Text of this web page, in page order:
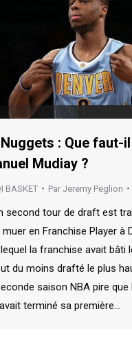
: Que faut-
Mudiay ?
BASKET Par Jeremy Peglion
second tour de draft est
en Franchise Player à
la franchise avait bâti
du moins drafté le plus
saison NBA pire que
terminé sa première…